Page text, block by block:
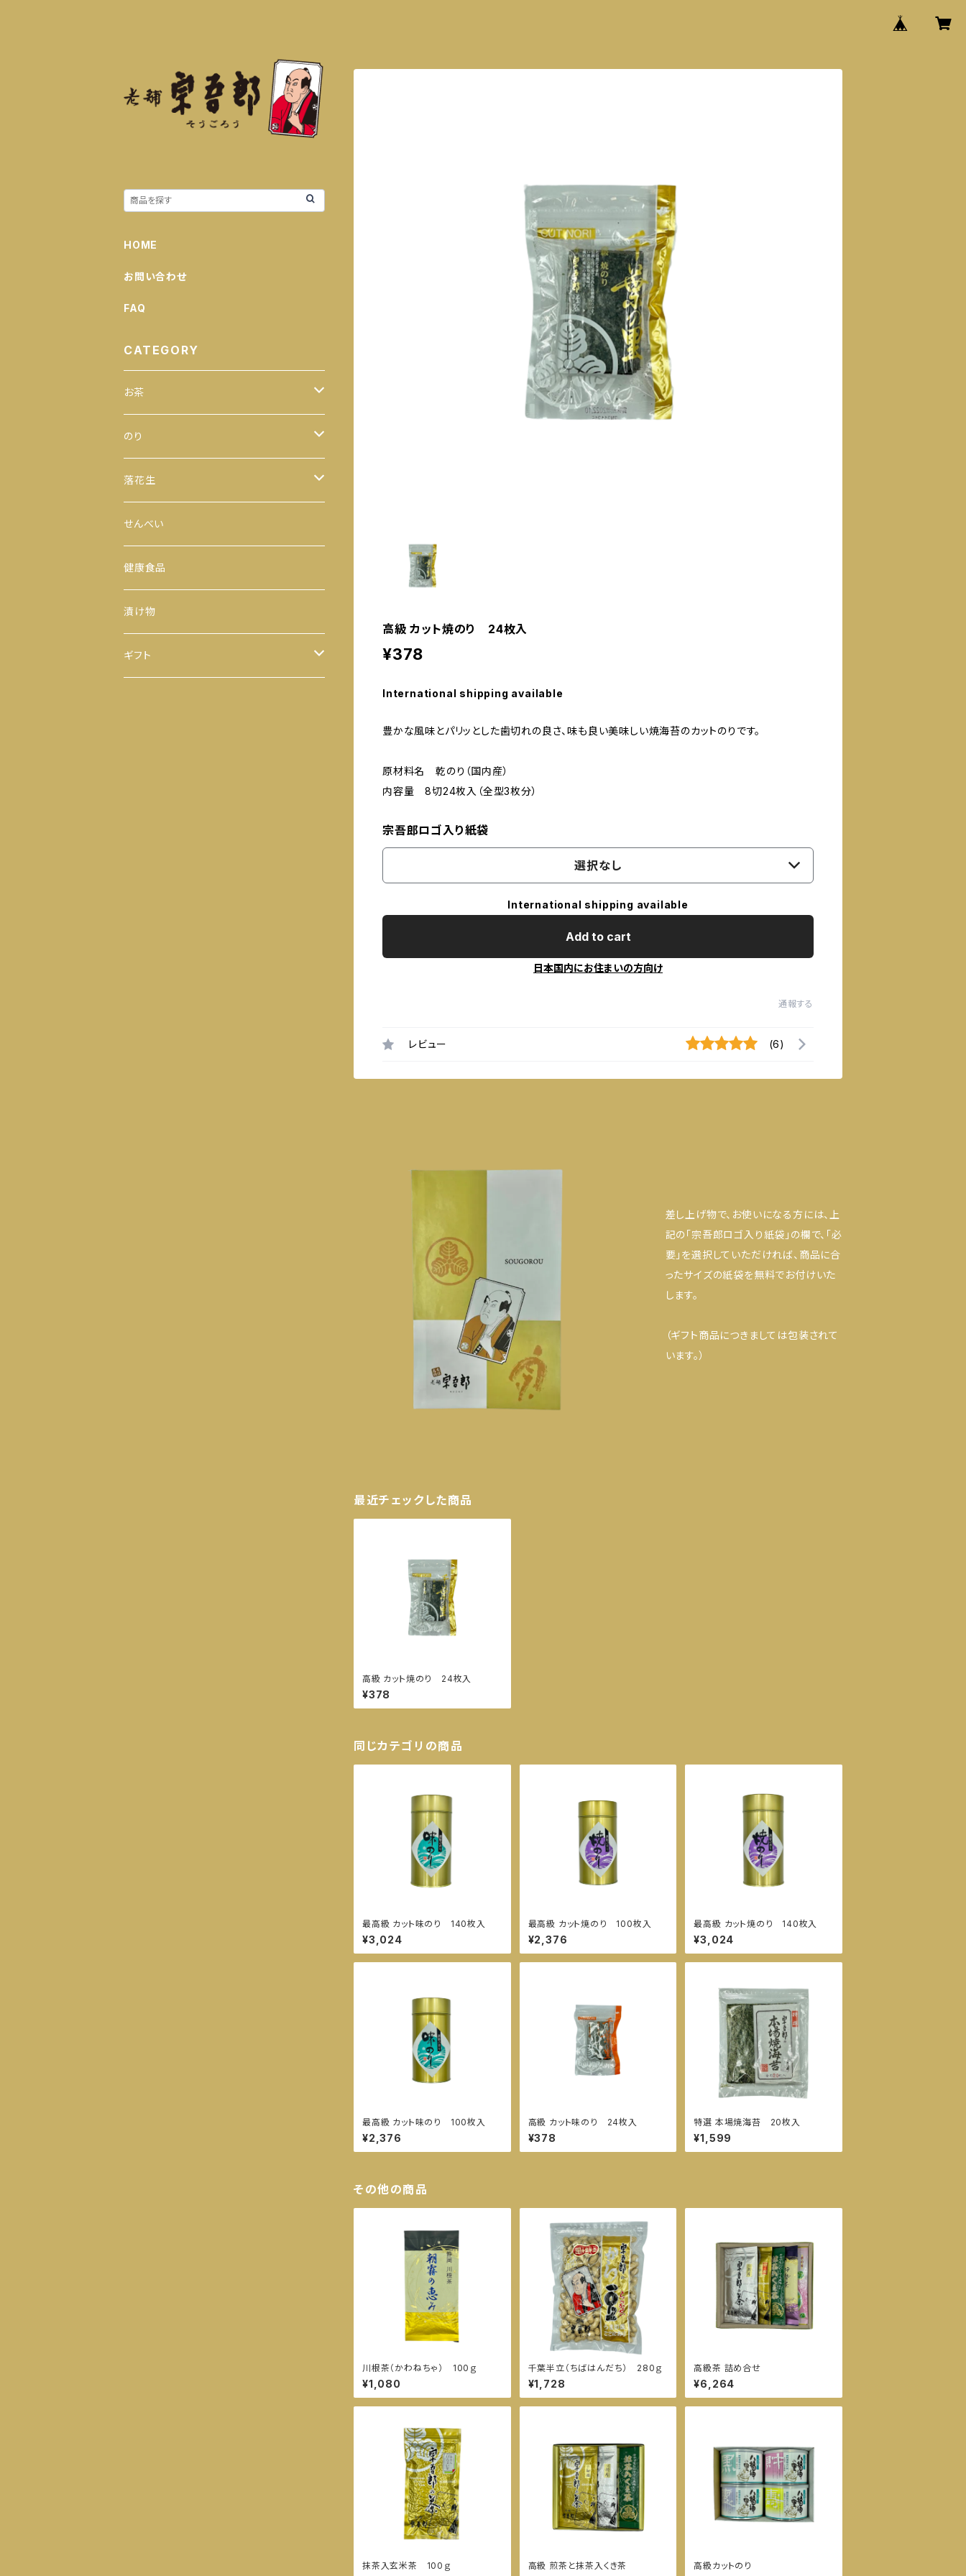
高級 カット焼のり 24枚入
¥378
International shipping available
豊かな風味とパリッとした歯切れの良さ、味も良い美味しい焼海苔のカットのりです。
原材料名 乾のり（国内産）
内容量 8切24枚入（全型3枚分）
宗吾郎ロゴ入り紙袋
選択なし
International shipping available
Add to cart
日本国内にお住まいの方向け
通報する
レビュー (6)
差し上げ物で、お使いになる方には、上
記の「宗吾郎ロゴ入り紙袋」の欄で、「必
要」を選択していただければ、商品に合
ったサイズの紙袋を無料でお付けいた
します。
（ギフト商品につきましては包装されて
います。）
最近チェックした商品
高級 カット焼のり 24枚入
¥378
同じカテゴリの商品
最高級 カット味のり 140枚入
¥3,024
最高級 カット焼のり 100枚入
¥2,376
最高級 カット焼のり 140枚入
¥3,024
最高級 カット味のり 100枚入
¥2,376
高級 カット味のり 24枚入
¥378
特選 本場焼海苔 20枚入
¥1,599
その他の商品
川根茶（かわねちゃ） 100ｇ
¥1,080
千葉半立（ちばはんだち） 280ｇ
¥1,728
高級茶 詰め合せ
¥6,264
抹茶入玄米茶 100ｇ 高級 煎茶と抹茶入くき茶 高級カットのり
HOME
お問い合わせ
FAQ
CATEGORY
お茶
緑茶
100ｇ
200ｇ
玄米茶
茎茶
玉露
番茶
ほうじ茶
のり
全型
手巻のり
おにぎりのり
カットのり
八千代 八福神のり
落花生
からつき
平袋（中袋サイズ）
一期一会（小袋サイズ）
せんべい
健康食品
漬け物
ギフト